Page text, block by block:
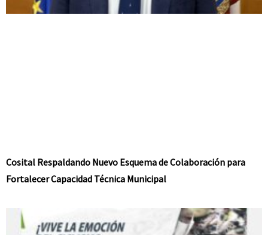
Cosital Respaldando Nuevo Esquema de Colaboración para
Fortalecer Capacidad Técnica Municipal